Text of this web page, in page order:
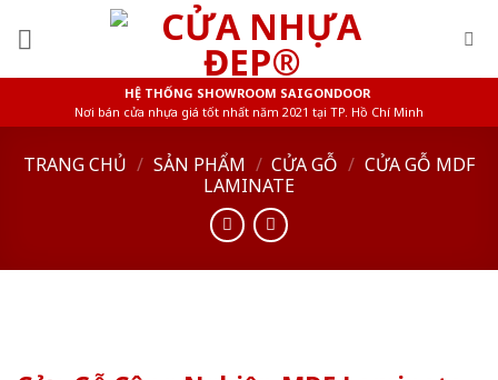
HỆ THỐNG SHOWROOM SAIGONDOOR
Nơi bán cửa nhựa giá tốt nhất năm 2021 tại TP. Hồ Chí Minh
TRANG CHỦ / SẢN PHẨM / CỬA GỖ / CỬA GỖ MDF
LAMINATE